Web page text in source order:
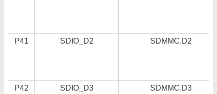
P41 SDIO_D2 SDMMC.D2
P42 SDIO_D3 SDMMC.D3